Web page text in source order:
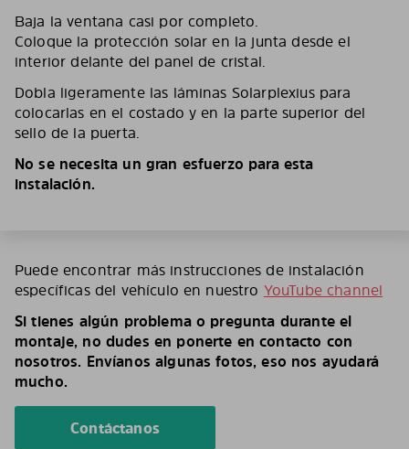
Baja la ventana casi por completo.
Coloque la protección solar en la junta desde el
interior delante del panel de cristal.
Dobla ligeramente las láminas Solarplexius para
colocarlas en el costado y en la parte superior del
sello de la puerta.
No se necesita un gran esfuerzo para esta
instalación.
Puede encontrar más instrucciones de instalación
específicas del vehículo en nuestro YouTube channel
Si tienes algún problema o pregunta durante el
montaje, no dudes en ponerte en contacto con
nosotros. Envíanos algunas fotos, eso nos ayudará
mucho.
Contáctanos